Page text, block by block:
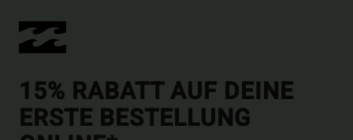
15% RABATT AUF DEINE
ERSTE BESTELLUNG